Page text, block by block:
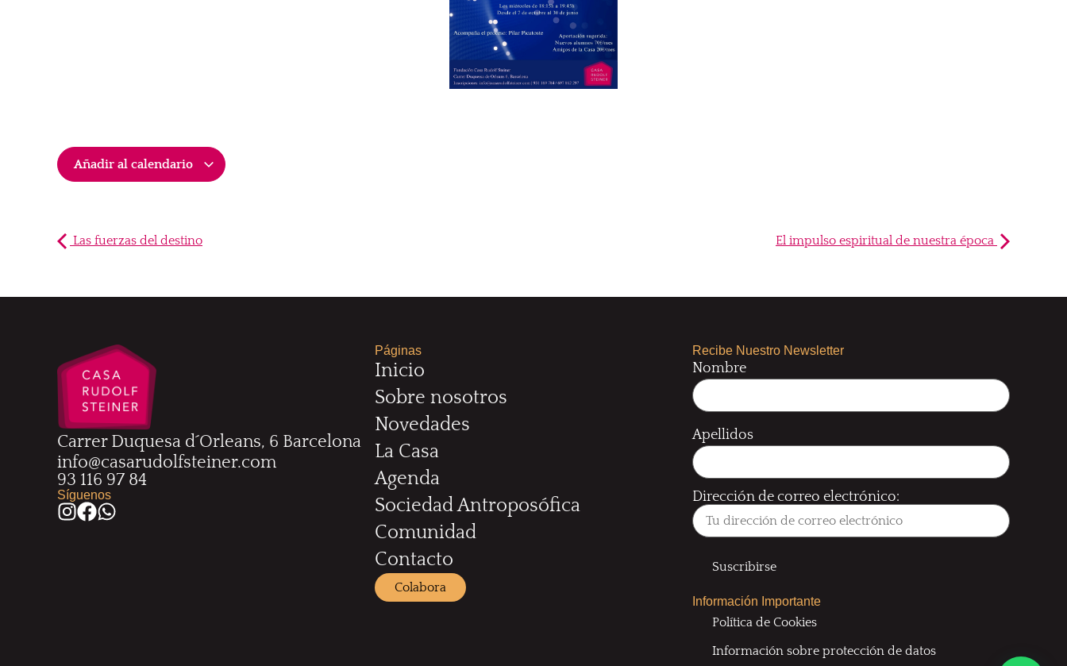
Añadir al calendario
Las fuerzas del destino El impulso espiritual de nuestra época
Carrer Duquesa d´Orleans, 6 Barcelona
info@casarudolfsteiner.com
93 116 97 84
Síguenos
Páginas
Inicio
Sobre nosotros
Novedades
La Casa
Agenda
Sociedad Antroposófica
Comunidad
Contacto
Colabora
Recibe Nuestro Newsletter
Nombre
Apellidos
Dirección de correo electrónico:
Información Importante
Política de Cookies
Información sobre protección de datos